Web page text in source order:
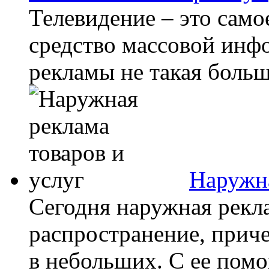
Телевидение – это
средство массовой
рекламы не такая
Сегодня наружная
распространение,
в небольших. С ее